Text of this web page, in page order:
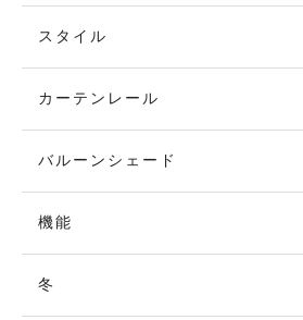
スタイル
カーテンレール
バルーンシェード
機能
冬